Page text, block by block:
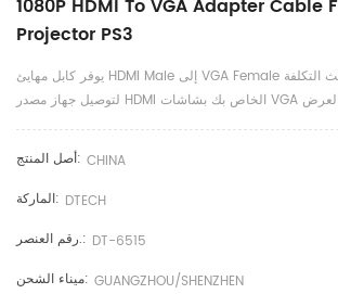
1080P HDMI To VGA Adapter Cable
Projector PS3
يوفر كابل مهايئ HDMI Male إلى VGA Female حلاً مناسبًا وفعالًا من حيث التكلفة
أصل المنتج: CHINA
الماركة: DTECH
رقم العنصر.: DT-6515
ميناء الشحن: GUANGZHOU/SHENZHEN